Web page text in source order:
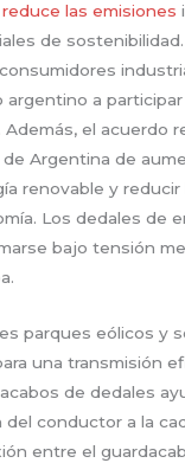
las emisiones
de
a participar
el acuerdo
Argentina de
renovable y
Los dedales de
bajo tensión
parques eólicos y
una transmisión
de dedales
del conductor a la
entre el